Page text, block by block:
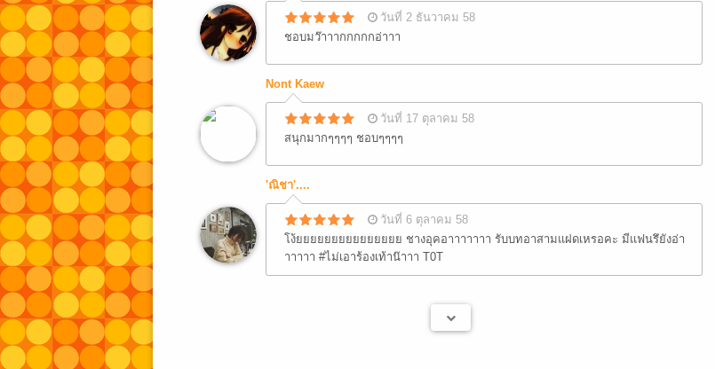
วันที่ 2 ธันวาคม 58
ชอบมว๊าาากกกกกอ่าาา
Nont Kaew
วันที่ 17 ตุลาคม 58
สนุกมากๆๆๆๆ ชอบๆๆๆๆ
'ณิชา'....
วันที่ 6 ตุลาคม 58
โง้ยยยยยยยยยยยยยยย ชางอุคอาาาาาาา รับบทอาสามแฝดเหรอคะ มีแฟนรึยังอ่า
าาาาา #ไม่เอาร้องเท้าน๊าาา T0T